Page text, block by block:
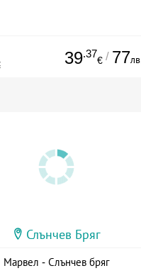
39.37
€ / 77лв.
Слънчев Бряг
Марвел - Слънчев бряг